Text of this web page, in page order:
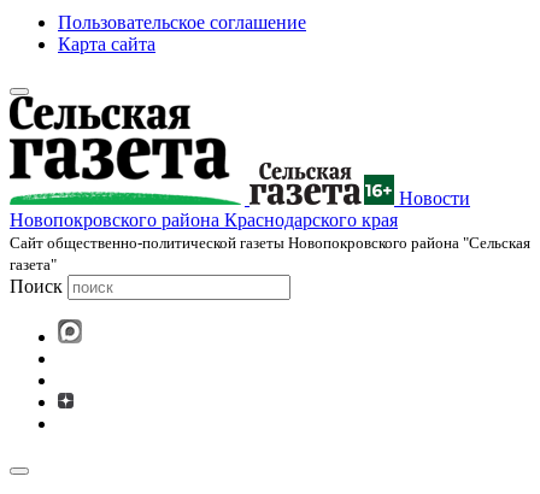
Пользовательское соглашение
Карта сайта
Новости
Новопокровского района Краснодарского края
Cайт общественно-политической газеты Новопокровского района "Сельская
газета"
Поиск